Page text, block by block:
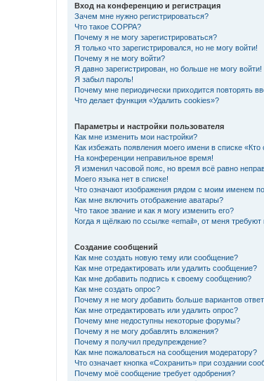
Вход на конференцию и регистрация
Зачем мне нужно регистрироваться?
Что такое COPPA?
Почему я не могу зарегистрироваться?
Я только что зарегистрировался, но не могу войти!
Почему я не могу войти?
Я давно зарегистрирован, но больше не могу войти!
Я забыл пароль!
Почему мне периодически приходится повторять
Что делает функция «Удалить cookies»?
Параметры и настройки пользователя
Как мне изменить мои настройки?
Как избежать появления моего имени в списке
На конференции неправильное время!
Я изменил часовой пояс, но время всё равно
Моего языка нет в списке!
Что означают изображения рядом с моим именем
Как мне включить отображение аватары?
Что такое звание и как я могу изменить его?
Когда я щёлкаю по ссылке «email», от меня
Создание сообщений
Как мне создать новую тему или сообщение?
Как мне отредактировать или удалить сообщение?
Как мне добавить подпись к своему сообщению?
Как мне создать опрос?
Почему я не могу добавить больше вариантов
Как мне отредактировать или удалить опрос?
Почему мне недоступны некоторые форумы?
Почему я не могу добавлять вложения?
Почему я получил предупреждение?
Как мне пожаловаться на сообщения модератору?
Что означает кнопка «Сохранить» при создании
Почему моё сообщение требует одобрения?